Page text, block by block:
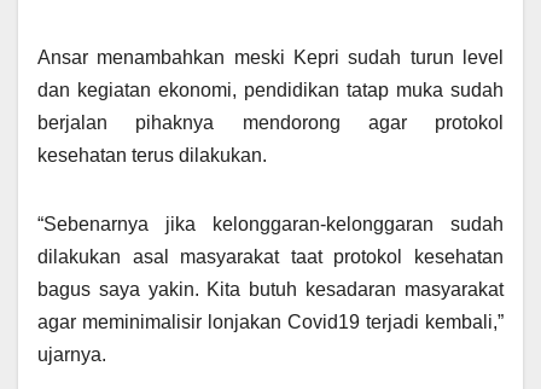
Ansar menambahkan meski Kepri sudah turun level
dan kegiatan ekonomi, pendidikan tatap muka sudah
berjalan pihaknya mendorong agar protokol
kesehatan terus dilakukan.
“Sebenarnya jika kelonggaran-kelonggaran sudah
dilakukan asal masyarakat taat protokol kesehatan
bagus saya yakin. Kita butuh kesadaran masyarakat
agar meminimalisir lonjakan Covid19 terjadi kembali,”
ujarnya.